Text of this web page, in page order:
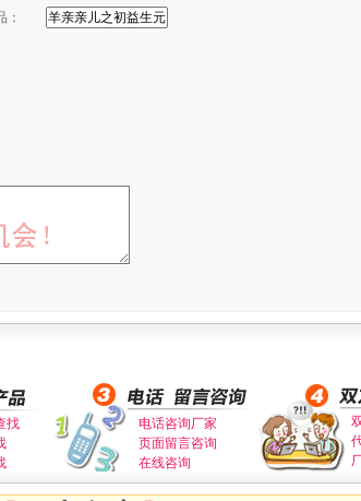
：
找
电话咨询厂家
页面留言咨询
在线咨询